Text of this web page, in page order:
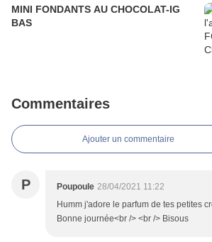
MINI FONDANTS AU CHOCOLAT-IG
BAS
Commentaires
Ajouter un commentaire
P Poupoule 28/04/2021 11:22
Humm j'adore le parfum de tes petites
Bonne journée<br /> <br /> Bisous